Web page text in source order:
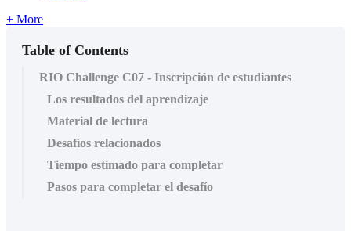
+ More
Table of Contents
RIO Challenge C07 - Inscripción de estudiantes
Los resultados del aprendizaje
Material de lectura
Desafíos relacionados
Tiempo estimado para completar
Pasos para completar el desafío